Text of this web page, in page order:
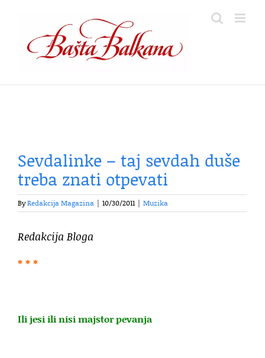
content
Sevdalinke – taj sevdah duše
treba znati otpevati
ByRedakcija Magazina 10/30/2011 Muzika
Redakcija Bloga
* * *
Ili jesi ili nisi majstor pevanja